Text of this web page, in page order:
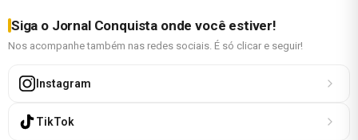
Siga o Jornal Conquista onde você estiver!
Nos acompanhe também nas redes sociais. É só clicar e seguir!
Instagram
TikTok